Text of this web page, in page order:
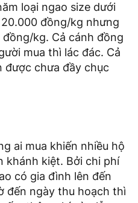
loại ngao size dưới
đồng/kg nhưng
kg. Cả cánh đồng
mua thì lác đác. Cả
được chưa đầy chục
ai mua khiến nhiều hộ
khánh kiệt. Bởi chi phí
có gia đình lên đến
đến ngày thu hoạch thì